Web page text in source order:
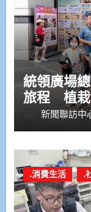
統領廣場
旅程 植栽
新聞聯訪中
.消費生活 .